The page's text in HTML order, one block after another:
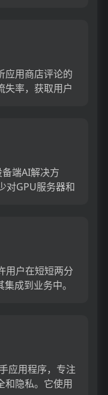
应用商店评论的
失率，获取用户
端AI解决方
对GPU服务器和
用户在短短两分
成到业务中。
应用程序，专注
和隐私。它使用